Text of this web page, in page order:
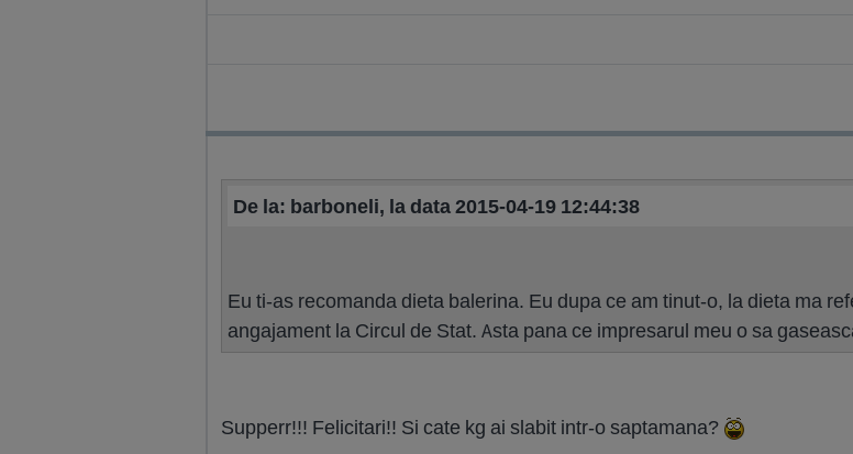
De la: barboneli, la data 2015-04-19 12:44:38
Eu ti-as recomanda dieta balerina. Eu dupa ce am tinut-o, la dieta ma
angajament la Circul de Stat. Asta pana ce impresarul meu o sa
Supperr!!! Felicitari!! Si cate kg ai slabit intr-o saptamana?